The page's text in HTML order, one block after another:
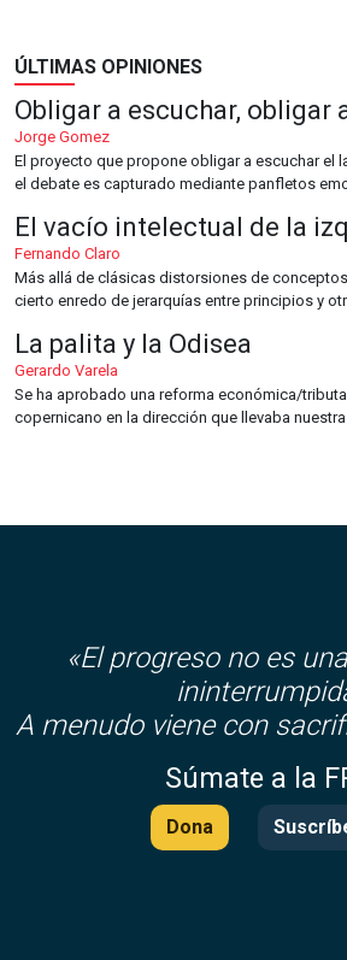
ÚLTIMAS OPINIONES
Obligar a escuchar, obligar
Jorge Gomez
El proyecto que propone obligar a escuchar el
el debate es capturado mediante panfletos
El vacío intelectual de la
Fernando Claro
Más allá de clásicas distorsiones de
cierto enredo de jerarquías entre principios y
La palita y la Odisea
Gerardo Varela
Se ha aprobado una reforma económica/
copernicano en la dirección que llevaba nuestra
«El progreso no es
A menudo viene con
Súmate a la
Dona